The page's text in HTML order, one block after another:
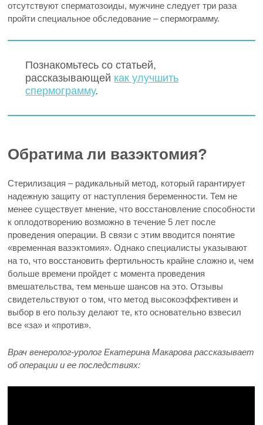
отсутствуют сперматозоиды, мужчине следует три раза
пройти специальное обследование – спермограмму.
Познакомьтесь со статьей,
рассказывающей как улучшить
спермограмму.
Обратима ли вазэктомия?
Стерилизация – радикальный метод, который гарантирует
надежную защиту от наступления беременности. Тем не
менее существует мнение, что восстановление способности
к оплодотворению возможно в течение 5 лет после
проведения операции. В связи с этим вводится понятие
«временная вазэктомия». Однако специалисты указывают
на то, что восстановить фертильность крайне сложно и, чем
больше времени пройдет с момента проведения
вмешательства, тем меньше шансов на это. Отзывы
свидетельствуют о том, что метод высокоэффективен и
выбор в его пользу делают те, кто основательно взвесил
все «за» и «против».
Врач венеролог-уролог Екатерина Макарова рассказывает
об операции и ее последствиях: